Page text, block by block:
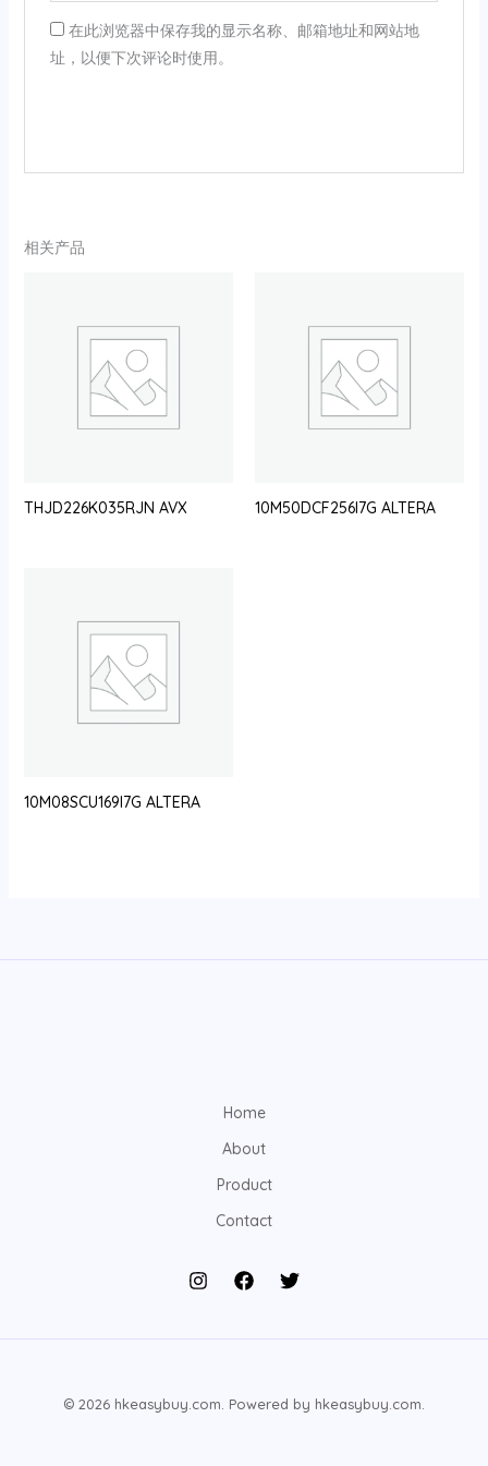
在此浏览器中保存我的显示名称、邮箱地址和网站地
址，以便下次评论时使用。
相关产品
THJD226K035RJN AVX 10M50DCF256I7G ALTERA
10M08SCU169I7G ALTERA
Home
About
Product
Contact
© 2026 hkeasybuy.com. Powered by hkeasybuy.com.